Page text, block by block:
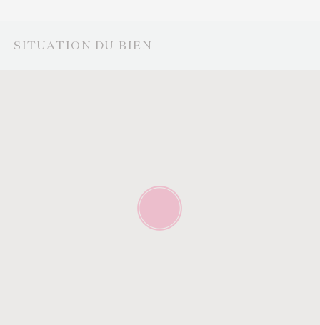
SITUATION DU BIEN